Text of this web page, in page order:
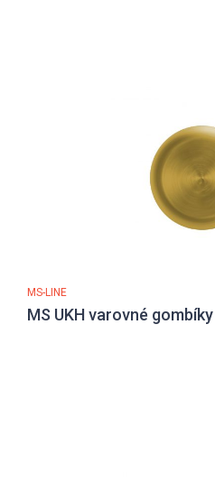
MS-LINE
MS UKH varovné gombíky